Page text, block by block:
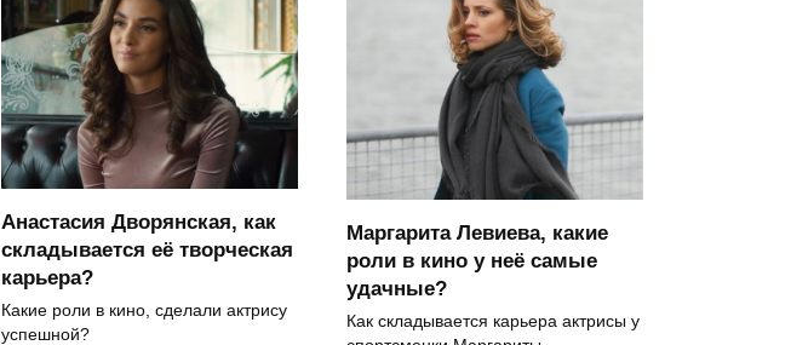
Анастасия Дворянская, как
складывается её творческая
карьера?
Какие роли в кино, сделали актрису
успешной?
Маргарита Левиева, какие
роли в кино у неё самые
удачные?
Как складывается карьера актрисы у